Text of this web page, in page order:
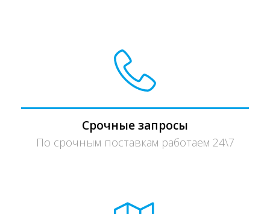
Срочные запросы
По срочным поставкам работаем 24\7